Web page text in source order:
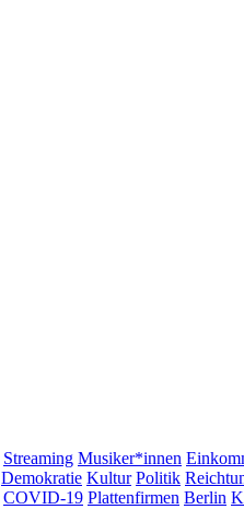
Streaming Musiker*innen
Demokratie Kultur Politik
COVID-19 Plattenfirmen Berlin